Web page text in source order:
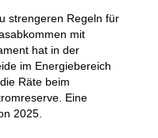
strengeren Regeln für
mit
hat in der
im Energiebereich
Räte beim
Eine
2025.